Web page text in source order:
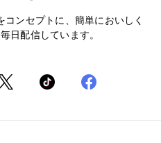
コンセプトに、簡単においしく
日配信しています。